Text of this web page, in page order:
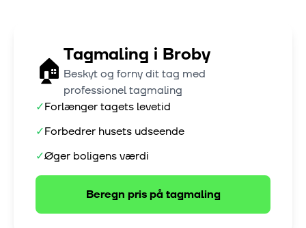
🏠 Tagmaling i Broby
Beskyt og forny dit tag med
professionel tagmaling
✓Forlænger tagets levetid
✓Forbedrer husets udseende
✓Øger boligens værdi
Beregn pris påtagmaling